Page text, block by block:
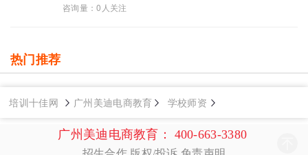
咨询量：0人关注
热门推荐
培训十佳网 广州美迪电商教育 学校师资
广州美迪电商教育： 400-663-3380